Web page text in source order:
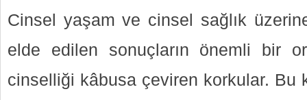
Cinsel yaşam ve cinsel sağlık
elde edilen sonuçların önemli bir
cinselliği kâbusa çeviren korkular. Bu